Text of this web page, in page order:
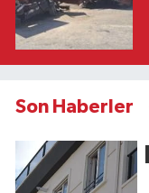
Son Haberler